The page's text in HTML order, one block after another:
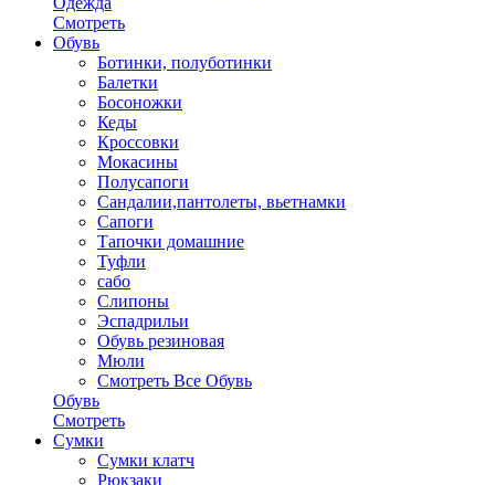
Смотреть
Обувь
Ботинки, полуботинки
Балетки
Босоножки
Кеды
Кроссовки
Мокасины
Полусапоги
Сандалии,пантолеты, вьетнамки
Сапоги
Тапочки домашние
Туфли
сабо
Слипоны
Эспадрильи
Обувь резиновая
Мюли
Смотреть Все Обувь
Обувь
Смотреть
Сумки
Сумки клатч
Рюкзаки